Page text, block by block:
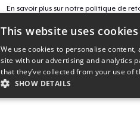
En savoir plus sur notre politique de
ID campagne
seku-numerology-1
This website uses cookies
We use cookies to personalise
site with our advertising and analytics
that they’ve collected from your use of
SHOW DETAILS